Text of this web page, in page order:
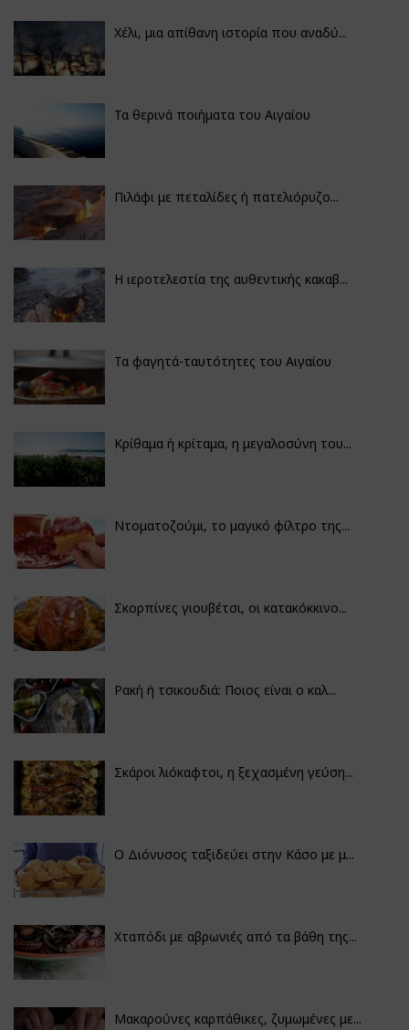
Χέλι, μια απίθανη ιστορία που αναδύ...
Τα θερινά ποιήματα του Αιγαίου
Πιλάφι με πεταλίδες ή πατελιόρυζο...
Η ιεροτελεστία της αυθεντικής κακαβ...
Τα φαγητά-ταυτότητες του Αιγαίου
Κρίθαμα ή κρίταμα, η μεγαλοσύνη του...
Ντοματοζούμι, το μαγικό φίλτρο της...
Σκορπίνες γιουβέτσι, οι κατακόκκινο...
Ρακή ή τσικουδιά: Ποιος είναι ο καλ...
Σκάροι λιόκαφτοι, η ξεχασμένη γεύση...
Ο Διόνυσος ταξιδεύει στην Κάσο με μ...
Χταπόδι με αβρωνιές από τα βάθη της...
Μακαρούνες καρπάθικες, ζυμωμένες με...